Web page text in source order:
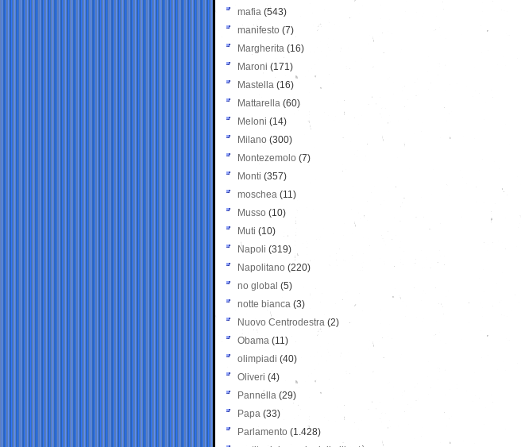
mafia (543)
manifesto (7)
Margherita (16)
Maroni (171)
Mastella (16)
Mattarella (60)
Meloni (14)
Milano (300)
Montezemolo (7)
Monti (357)
moschea (11)
Musso (10)
Muti (10)
Napoli (319)
Napolitano (220)
no global (5)
notte bianca (3)
Nuovo Centrodestra (2)
Obama (11)
olimpiadi (40)
Oliveri (4)
Pannella (29)
Papa (33)
Parlamento (1.428)